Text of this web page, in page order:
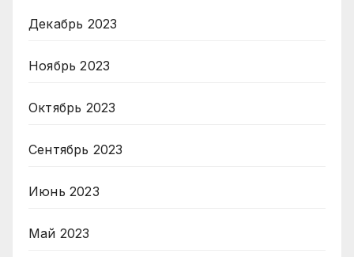
Декабрь 2023
Ноябрь 2023
Октябрь 2023
Сентябрь 2023
Июнь 2023
Май 2023